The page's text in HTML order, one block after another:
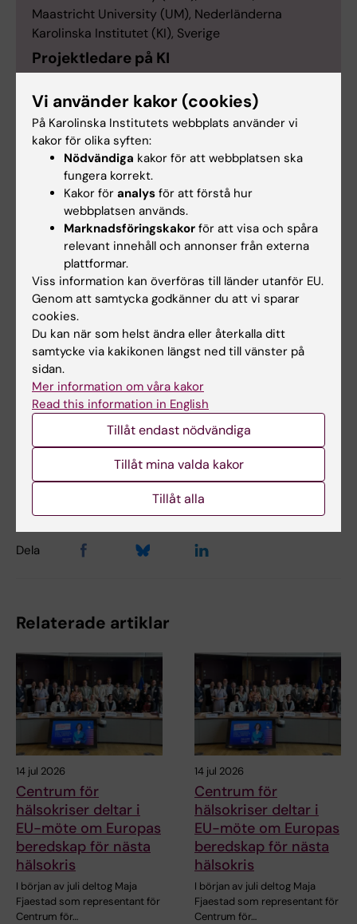
Maastricht University (UM), Nederländerna
Karolinska Institutet (KI), Sverige
Projektledare på KI
global folkhälsa
Deltagare under besöket
Dr Jamila Ahmed Aden, Mustafe Abdirizak
Mohamud och Fahad Ahmed Abdi från East
African University, Abdifatah Mohamed och
Abdulwahab Iman från Somali National University,
Mukhtar Abdi Shube från Somalias
hälsoministerium (MoH), Khalif Bile Mohamud,
konsult till MoH, samt Emmaline Brouwer från
Maastricht University.
Tags
EU-samarbetsprojekt
Global hälsa
2026-06-05
Dela
Relaterade artiklar
14 jul 2026
Centrum för
hälsokriser deltar i
EU-möte om Europas
beredskap för nästa
hälsokris
I början av juli deltog Maja
Fjaestad som representant för
Centrum för…
14 jul 2026
Centrum för
hälsokriser deltar i
EU-möte om Europas
beredskap för nästa
hälsokris
I början av juli deltog Maja
Fjaestad som representant för
Centrum för…
Vi använder kakor (cookies)
På Karolinska Institutets webbplats använder vi
kakor för olika syften:
Nödvändiga kakor för att webbplatsen ska
fungera korrekt.
Kakor för analys för att förstå hur
webbplatsen används.
Marknadsföringskakor för att visa och spåra
relevant innehåll och annonser från externa
plattformar.
Viss information kan överföras till länder utanför EU.
Genom att samtycka godkänner du att vi sparar
cookies.
Du kan när som helst ändra eller återkalla ditt
samtycke via kakikonen längst ned till vänster på
sidan.
Mer information om våra kakor
Read this information in English
Tillåt endast nödvändiga
Tillåt mina valda kakor
Tillåt alla